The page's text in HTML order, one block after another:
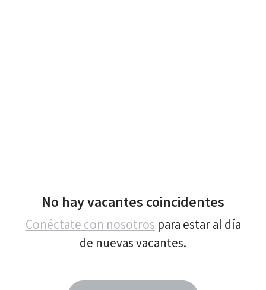
No hay vacantes coincidentes
Conéctate con nosotros para estar al día
de nuevas vacantes.